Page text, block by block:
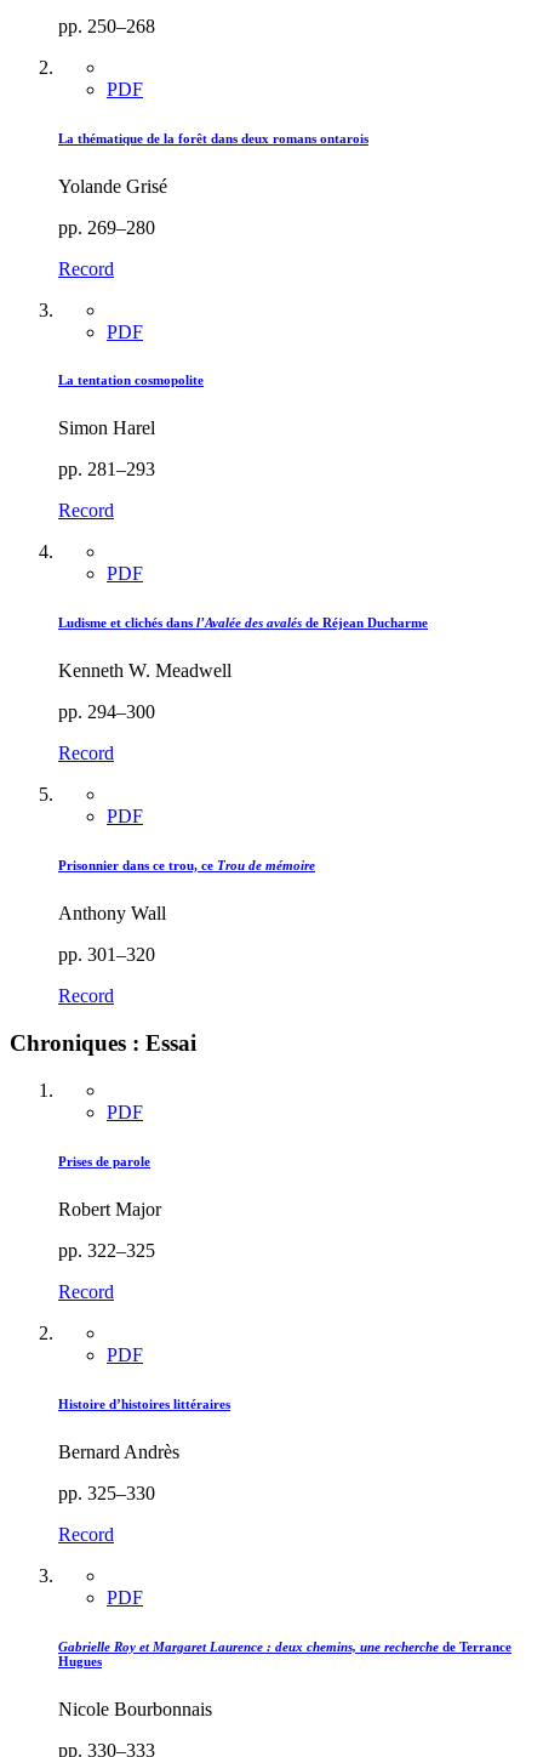
pp. 250–268
PDF
La thématique de la forêt dans deux romans ontarois
Yolande Grisé
pp. 269–280
Record
PDF
La tentation cosmopolite
Simon Harel
pp. 281–293
Record
PDF
Ludisme et clichés dans l’Avalée des avalés de Réjean Ducharme
Kenneth W. Meadwell
pp. 294–300
Record
PDF
Prisonnier dans ce trou, ce Trou de mémoire
Anthony Wall
pp. 301–320
Record
Chroniques : Essai
PDF
Prises de parole
Robert Major
pp. 322–325
Record
PDF
Histoire d’histoires littéraires
Bernard Andrès
pp. 325–330
Record
PDF
Gabrielle Roy et Margaret Laurence : deux chemins, une recherche de Terrance
Hugues
Nicole Bourbonnais
pp. 330–333